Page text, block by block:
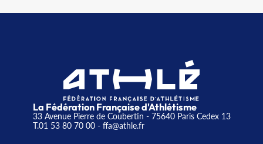
La Fédération Française d'Athlétisme
33 Avenue Pierre de Coubertin - 75640 Paris Cedex 13
T.01 53 80 70 00- ffa@athle.fr